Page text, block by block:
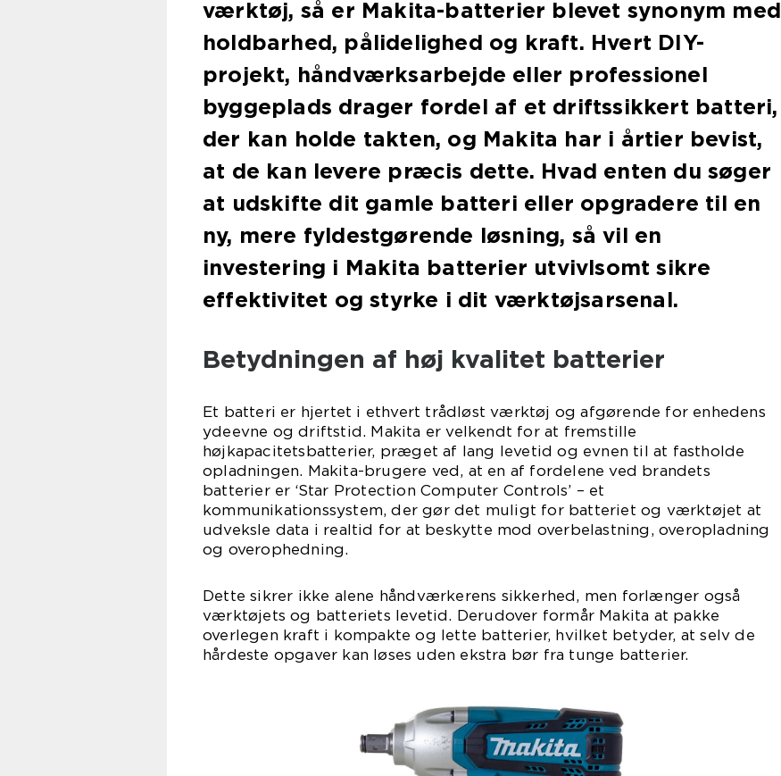
værktøj, så er Makita-batterier blevet synonym med
holdbarhed, pålidelighed og kraft. Hvert DIY-
projekt, håndværksarbejde eller professionel
byggeplads drager fordel af et driftssikkert batteri,
der kan holde takten, og Makita har i årtier bevist,
at de kan levere præcis dette. Hvad enten du søger
at udskifte dit gamle batteri eller opgradere til en
ny, mere fyldestgørende løsning, så vil en
investering i Makita batterier utvivlsomt sikre
effektivitet og styrke i dit værktøjsarsenal.
Betydningen af høj kvalitet batterier
Et batteri er hjertet i ethvert trådløst værktøj og afgørende for enhedens
ydeevne og driftstid. Makita er velkendt for at fremstille
højkapacitetsbatterier, præget af lang levetid og evnen til at fastholde
opladningen. Makita-brugere ved, at en af fordelene ved brandets
batterier er ‘Star Protection Computer Controls’ – et
kommunikationssystem, der gør det muligt for batteriet og værktøjet at
udveksle data i realtid for at beskytte mod overbelastning, overopladning
og overophedning.
Dette sikrer ikke alene håndværkerens sikkerhed, men forlænger også
værktøjets og batteriets levetid. Derudover formår Makita at pakke
overlegen kraft i kompakte og lette batterier, hvilket betyder, at selv de
hårdeste opgaver kan løses uden ekstra bør fra tunge batterier.